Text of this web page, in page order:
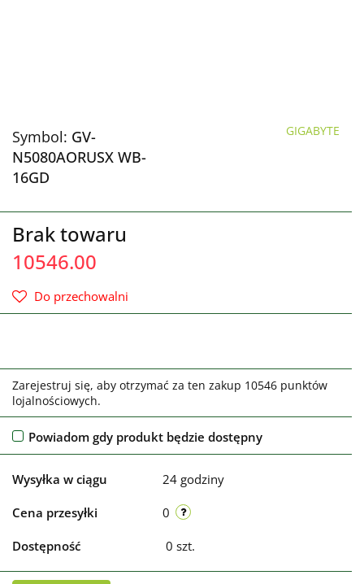
Symbol: GV-
N5080AORUSX WB-
16GD
GIGABYTE
Brak towaru
10546.00
Do przechowalni
Zarejestruj się, aby otrzymać za ten zakup 10546 punktów
lojalnościowych.
Powiadom gdy produkt będzie dostępny
Wysyłka w ciągu 24 godziny
Cena przesyłki 0
Dostępność 0 szt.